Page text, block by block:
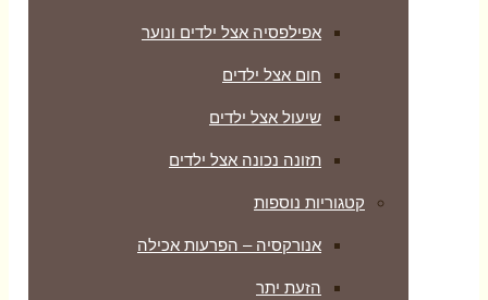
אפילפסיה אצל ילדים ונוער
חום אצל ילדים
שיעול אצל ילדים
תזונה נכונה אצל ילדים
קטגוריות נוספות
אנורקסיה – הפרעות אכילה
הזעת יתר